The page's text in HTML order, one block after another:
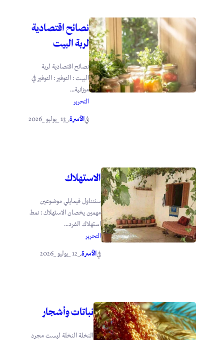
نصائح اقتصادية
لربة البيت
نصائح اقتصادية لربة
البيت : التوفير : التوفير في
ميزانية...
التحرير
فيالأسرة. _13 _يوليو _2026
الاستهلاك
سنتناول فيمايلي موضوعين
مهمين يخصان الاستهلاك : نمط
استهلاك الفرد...
التحرير
فيالأسرة.
نباتات وأشجار
النخلة النخلة ليست مجرد